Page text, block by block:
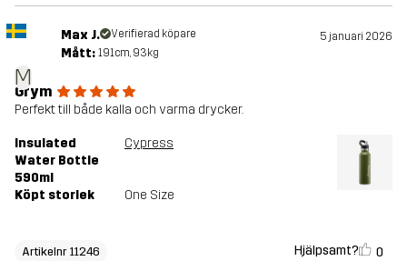
M
Max J. Verifierad köpare 5 januari 2026
Mått: 191cm, 93kg
Grym
Perfekt till både kalla och varma drycker.
Insulated
Water Bottle
590ml
Cypress
Köpt storlek One Size
Artikelnr 11246 Hjälpsamt? 0